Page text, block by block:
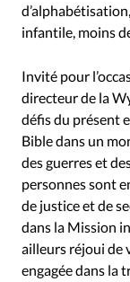
infantile, moins
Invité pour
directeur de la
défis du présent
Bible dans un
des guerres et
personnes sont
de justice et de
dans la Mission
ailleurs réjoui de
engagée dans la